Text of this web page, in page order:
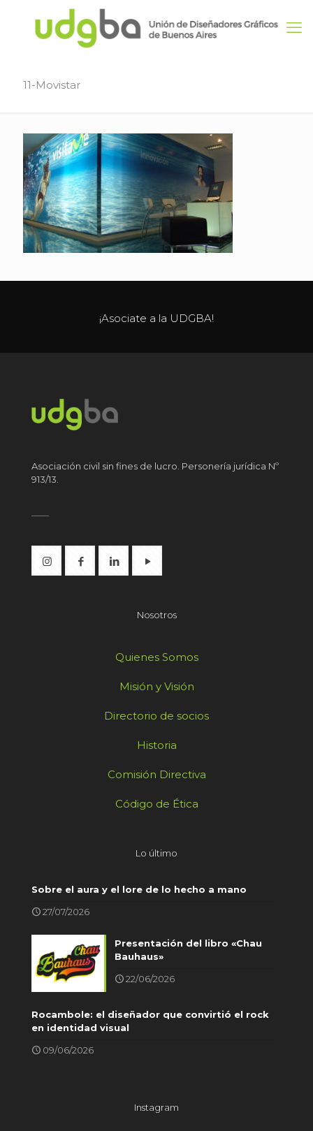
11-Movistar
¡Asociate a la UDGBA!
Asociación civil sin fines de lucro. Personería jurídica Nº
913/13.
Nosotros
Quienes Somos
Misión y Visión
Directorio de socios
Historia
Comisión Directiva
Código de Ética
Lo último
Sobre el aura y el lore de lo hecho a mano
27/07/2026
Presentación del libro «Chau
Bauhaus»
22/06/2026
Rocambole: el diseñador que convirtió el rock
en identidad visual
09/06/2026
Instagram